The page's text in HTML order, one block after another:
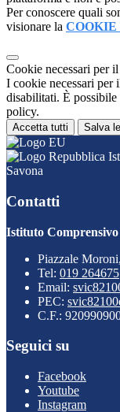
Per conoscere quali
visionare la
Cookie necessari per
I cookie necessari per
disabilitati. È
policy.
Accetta tutti Salva
Savona
Contatti
Istituto
Piazzale
Tel: 019 264675
Email:
PEC:
C.F.:
Seguici su
Facebook
Youtube
Instagram